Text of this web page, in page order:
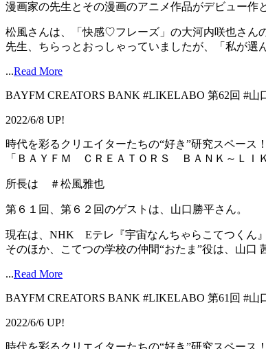
漫画家の先生とその漫画のアニメ作品がデビュー作
松風さんは、「快感♡フレーズ」の大河内咲也さん
先生、ちらっとおっしゃっていましたが、「私が選
...Read More
BAYFM CREATORS BANK #LIKELABO 第62回 #山
2022/6/8 UP!
時代を彩るクリエイターたちの“好き”研究スペース！
「ＢＡＹＦＭ ＣＲＥＡＴＯＲＳ ＢＡＮＫ～ＬＩ
所長は ＃松風雅也
第６１回、第６２回のゲストは、山口勝平さん。
現在は、NHK Eテレ『宇宙なんちゃらこてつくん
そのほか、こてつの学校の仲間“おたま”役は、山口
...Read More
BAYFM CREATORS BANK #LIKELABO 第61回 #山
2022/6/6 UP!